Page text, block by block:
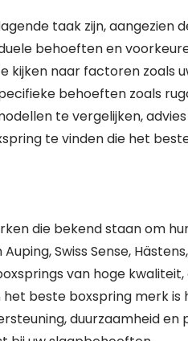
taak zijn, aangezien
behoeften en
kijken naar factoren zoals
behoeften zoals
te vergelijken,
te vinden die het
die bekend staan om
Swiss Sense,
van hoge
het beste boxspring merk
duurzaamheid en